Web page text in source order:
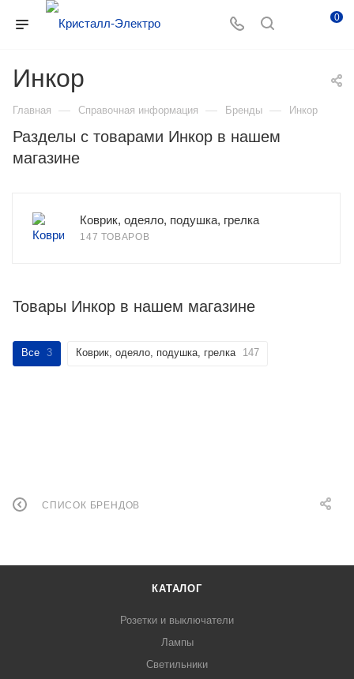
0
Инкор
Главная — Справочная информация — Бренды — Инкор
Разделы с товарами Инкор в нашем
магазине
Коврик, одеяло, подушка, грелка
147 ТОВАРОВ
Товары Инкор в нашем магазине
Все 3 Коврик, одеяло, подушка, грелка 147
СПИСОК БРЕНДОВ
КАТАЛОГ
Розетки и выключатели
Лампы
Светильники